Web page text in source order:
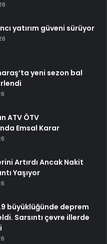
yatırım güveni sürüyor
yeni sezon bal
ATV ÖTV
Emsal Karar
Artırdı Ancak Nakit
Yaşıyor
büyüklüğünde deprem
Sarsıntı çevre illerde